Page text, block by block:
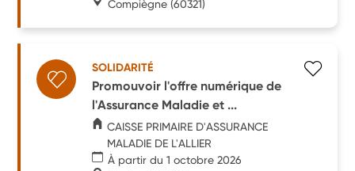
Compiègne (60321)
SOLIDARITÉ
Promouvoir l'offre numérique de
l'Assurance Maladie et ...
CAISSE PRIMAIRE D'ASSURANCE
MALADIE DE L'ALLIER
À partir du 1 octobre 2026